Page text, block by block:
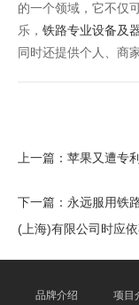
的一个领域，它不仅
乐， 铁路专业设备及
同时还提供个人、商
上一篇： 苹果又遭专
下一篇： 永远服用铁
(上海)有限公司时应
品牌介绍 项目